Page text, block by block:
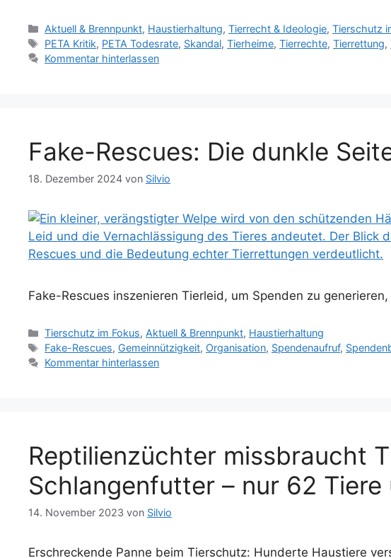
Kategorien
Aktuell & Brennpunkt, Haustierhaltung,Tierrecht & Ideologie,Tierschutz
Schlagwörter
PETA Kritik, PETA Todesrate, Skandal,Tierheime,Tierrechte,Tierrettung,
Kommentar hinterlassen
Fake-Rescues: Die dunkle
18. Dezember 2024 von Silvio
Fake-Rescues inszenieren Tierleid, um Spenden zu
Kategorien
Tierschutz im Fokus, Aktuell & Brennpunkt, Haustierhaltung
Schlagwörter
Fake-Rescues, Gemeinnützigkeit, Organisation, Spendenaufruf,
Kommentar hinterlassen
Reptilienzüchter missbraucht
Schlangenfutter – nur 62 Tiere
14. November 2023 von Silvio
Erschreckende Panne beim Tierschutz: Hunderte Haustiere